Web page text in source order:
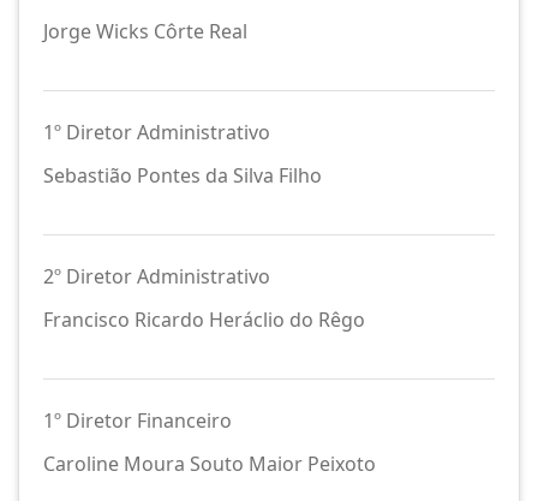
Jorge Wicks Côrte Real
1º Diretor Administrativo
Sebastião Pontes da Silva Filho
2º Diretor Administrativo
Francisco Ricardo Heráclio do Rêgo
1º Diretor Financeiro
Caroline Moura Souto Maior Peixoto